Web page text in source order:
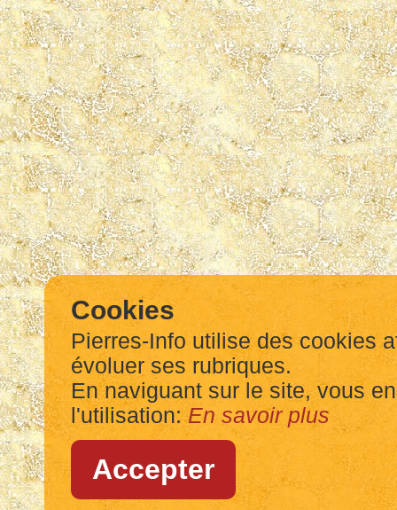
Cookies
Pierres-Info utilise des cookies
évoluer ses rubriques.
En naviguant sur le site, vous
l'utilisation:En savoir plus
Accepter